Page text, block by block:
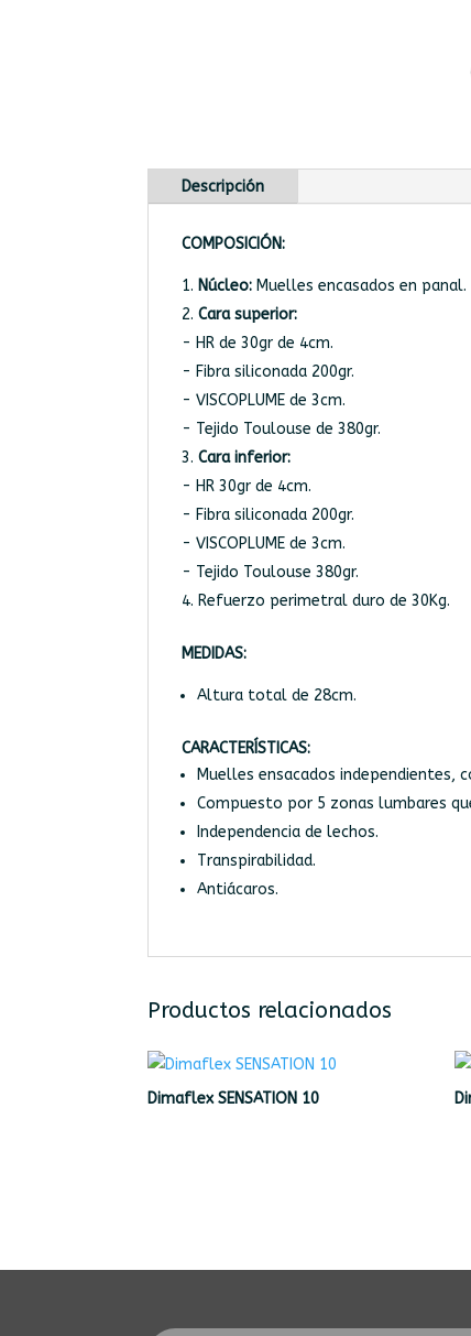
Descripción
COMPOSICIÓN:
Núcleo: Muelles encasados en panal.
Cara superior:
- HR de 30gr de 4cm.
- Fibra siliconada 200gr.
- VISCOPLUME de 3cm.
- Tejido Toulouse de 380gr.
Cara inferior:
- HR 30gr de 4cm.
- Fibra siliconada 200gr.
- VISCOPLUME de 3cm.
- Tejido Toulouse 380gr.
Refuerzo perimetral duro de 30Kg.
MEDIDAS:
Altura total de 28cm.
CARACTERÍSTICAS:
Muelles ensacados independientes,
Compuesto por 5 zonas lumbares
Independencia de lechos.
Transpirabilidad.
Antiácaros.
Productos relacionados
Dimaflex SENSATION 10